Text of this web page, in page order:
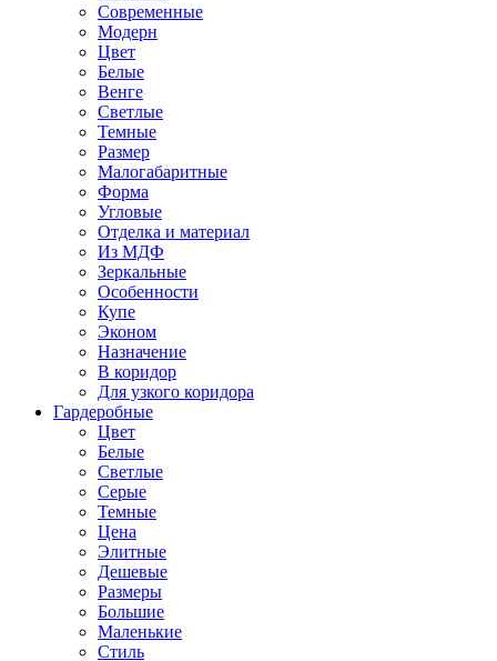
Современные
Модерн
Цвет
Белые
Венге
Светлые
Темные
Размер
Малогабаритные
Форма
Угловые
Отделка и материал
Из МДФ
Зеркальные
Особенности
Купе
Эконом
Назначение
В коридор
Для узкого коридора
Гардеробные
Цвет
Белые
Светлые
Серые
Темные
Цена
Элитные
Дешевые
Размеры
Большие
Маленькие
Стиль